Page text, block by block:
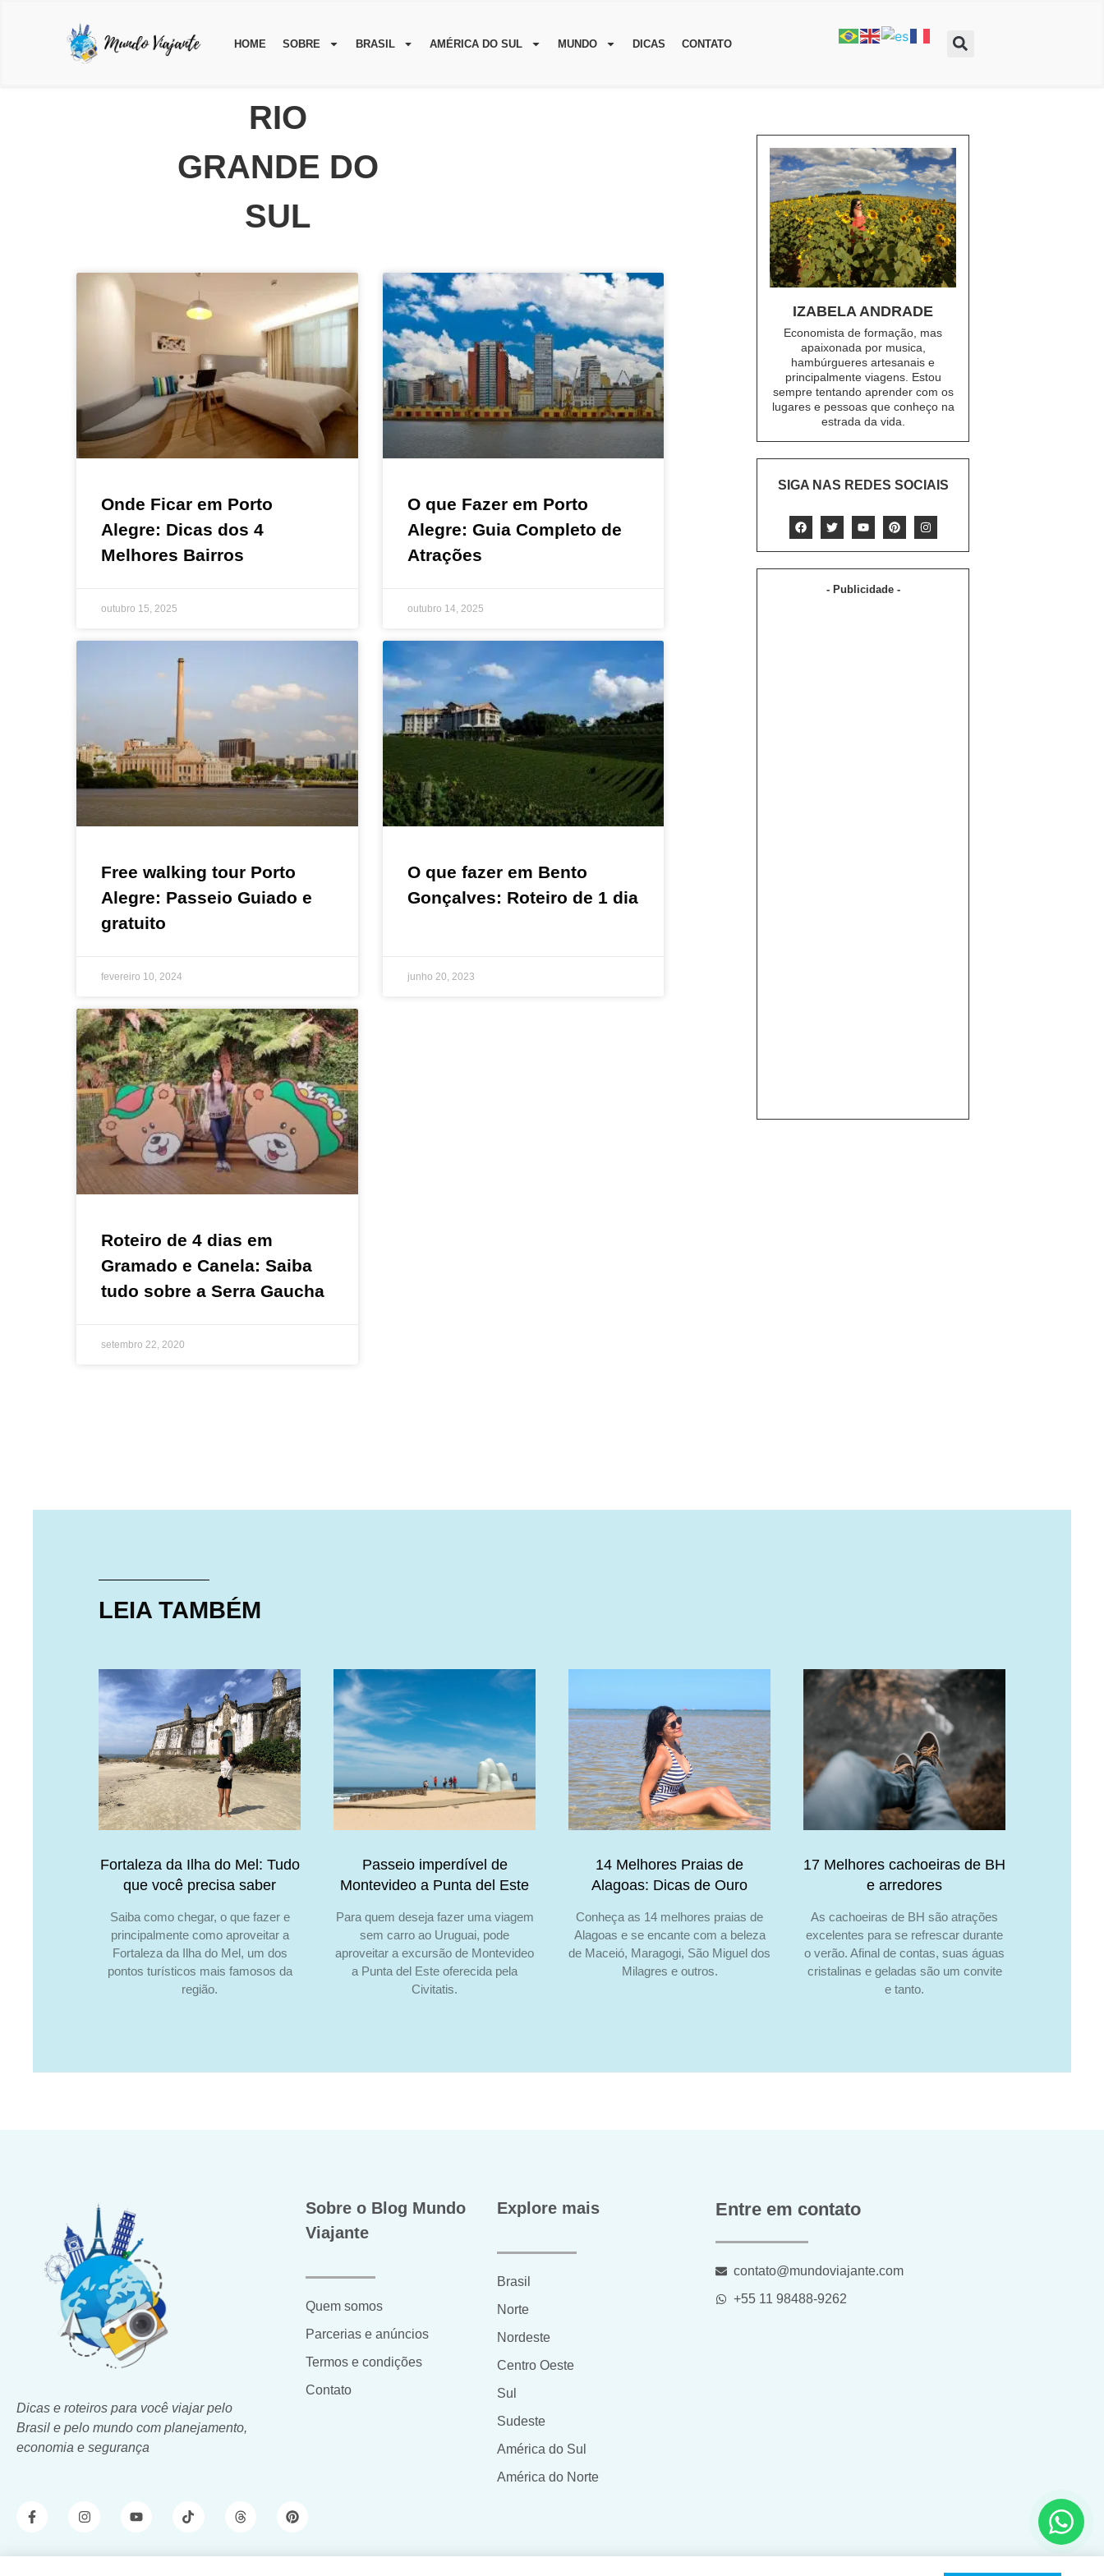
HOME SOBRE BRASIL AMÉRICA DO SUL MUNDO DICAS CONTATO
RIO
GRANDE DO
SUL
Onde Ficar em Porto
Alegre: Dicas dos 4
Melhores Bairros
outubro 15, 2025
O que Fazer em Porto
Alegre: Guia Completo de
Atrações
outubro 14, 2025
Free walking tour Porto
Alegre: Passeio Guiado e
gratuito
fevereiro 10, 2024
O que fazer em Bento
Gonçalves: Roteiro de 1 dia
junho 20, 2023
Roteiro de 4 dias em
Gramado e Canela: Saiba
tudo sobre a Serra Gaucha
setembro 22, 2020
IZABELA ANDRADE
Economista de formação, mas
apaixonada por musica,
hambúrgueres artesanais e
principalmente viagens. Estou
sempre tentando aprender com os
lugares e pessoas que conheço na
estrada da vida.
SIGA NAS REDES SOCIAIS
- Publicidade -
LEIA TAMBÉM
Fortaleza da Ilha do Mel: Tudo
que você precisa saber
Saiba como chegar, o que fazer e
principalmente como aproveitar a
Fortaleza da Ilha do Mel, um dos
pontos turísticos mais famosos da
região.
Passeio imperdível de
Montevideo a Punta del Este
Para quem deseja fazer uma viagem
sem carro ao Uruguai, pode
aproveitar a excursão de Montevideo
a Punta del Este oferecida pela
Civitatis.
14 Melhores Praias de
Alagoas: Dicas de Ouro
Conheça as 14 melhores praias de
Alagoas e se encante com a beleza
de Maceió, Maragogi, São Miguel dos
Milagres e outros.
17 Melhores cachoeiras de BH
e arredores
As cachoeiras de BH são atrações
excelentes para se refrescar durante
o verão. Afinal de contas, suas águas
cristalinas e geladas são um convite
e tanto.
Dicas e roteiros para você viajar pelo
Brasil e pelo mundo com planejamento,
economia e segurança
Sobre o Blog Mundo
Viajante
Quem somos
Parcerias e anúncios
Termos e condições
Contato
Explore mais
Brasil
Norte
Nordeste
Centro Oeste
Sul
Sudeste
América do Sul
América do Norte
Entre em contato
contato@mundoviajante.com
+55 11 98488-9262